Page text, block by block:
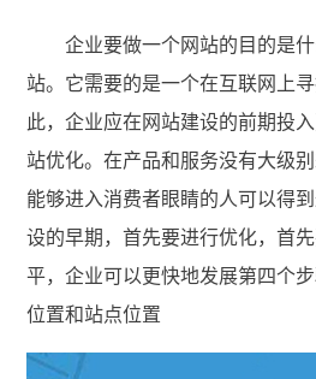
企业要做一个网站的目的是什
站。它需要的是一个在互联网上
此，企业应在网站建设的前期投
站优化。在产品和服务没有大级
能够进入消费者眼睛的人可以得
设的早期，首先要进行优化，首
平，企业可以更快地发展第四个
位置和站点位置